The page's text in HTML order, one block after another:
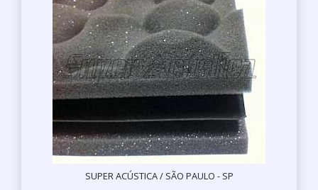
SUPER ACÚSTICA / SÃO PAULO - SP